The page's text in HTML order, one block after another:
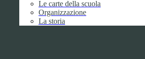
Le carte della scuola
Organizzazione
La storia
Febbraio2
Marzo8
Aprile